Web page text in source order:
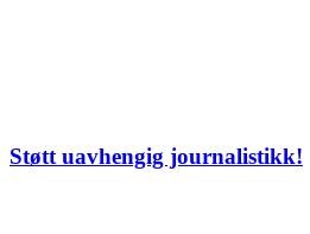
Støtt uavhengig journalistikk!